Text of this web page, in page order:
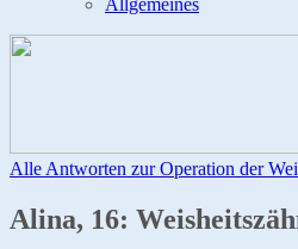
Alle Antworten zur Operation der
Alina, 16: